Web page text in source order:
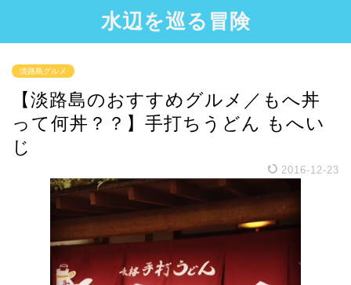
水辺を巡る冒険
淡路島グルメ
【淡路島のおすすめグルメ／もへ丼
って何丼？？】手打ちうどん もへい
じ
2016-12-23